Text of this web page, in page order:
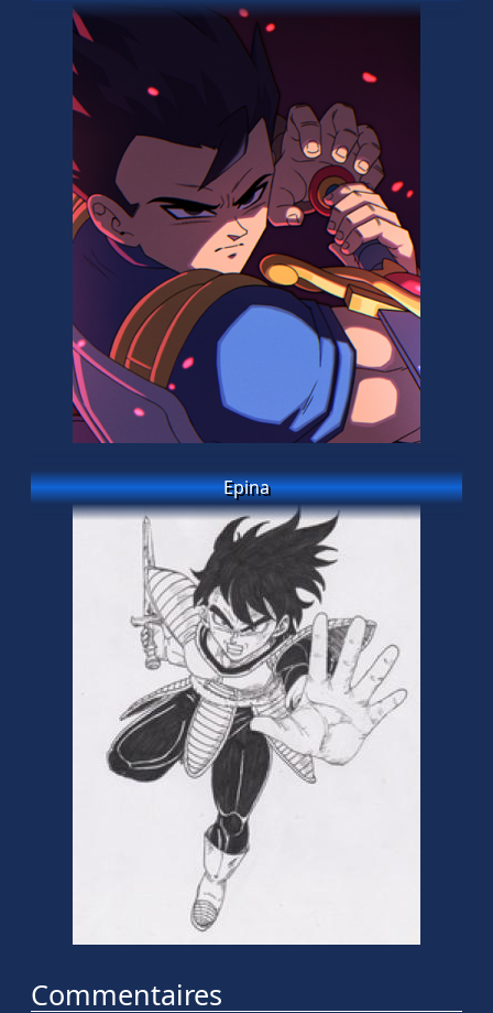
Epina
Commentaires